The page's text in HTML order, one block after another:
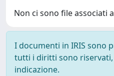
Non ci sono file associati
I documenti in IRIS sono
tutti i diritti sono riservati,
indicazione.